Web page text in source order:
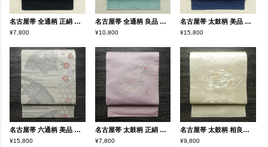
名古屋帯 全通柄 正絹 古典柄 名古屋仕立て なごや帯 リサイクル帯 帯 クリーム
¥7,800
名古屋帯 全通柄 良品 夏用 混紡 縞柄・線柄 松葉仕立て なごや帯 リサイクル帯 帯 青・紺
¥10,800
名古屋帯 太鼓柄 美品 正絹 花柄 松葉仕立て なごや帯 リサイクル帯 帯 青・紺
¥15,800
名古屋帯 六通柄 美品 夏用 混紡 木の葉・植物柄 通し仕立て なごや帯 リサイクル帯 帯 未使用品 グレー
¥15,800
名古屋帯 太鼓柄 正絹 木の葉・植物柄 名古屋仕立て なごや帯 リサイクル帯 帯 銀糸 紫・藤色
¥7,800
名古屋帯 太鼓柄 相良刺繍 正絹 古典柄 名古屋仕立て なごや帯 リサイクル帯 帯 刺繍 箔 クリーム
¥9,800